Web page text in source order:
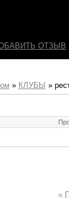
ОТЗЫВ
» КЛУБЫ »
«